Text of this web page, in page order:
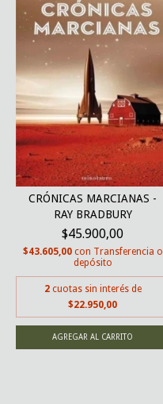
CRÓNICAS MARCIANAS -
RAY BRADBURY
$45.900,00
$43.605,00 con Transferencia o
depósito
2 cuotas sin interés de
$22.950,00